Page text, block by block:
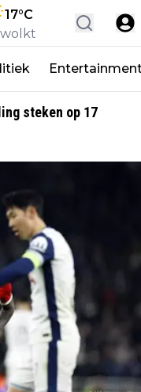
17°C
steken op 17